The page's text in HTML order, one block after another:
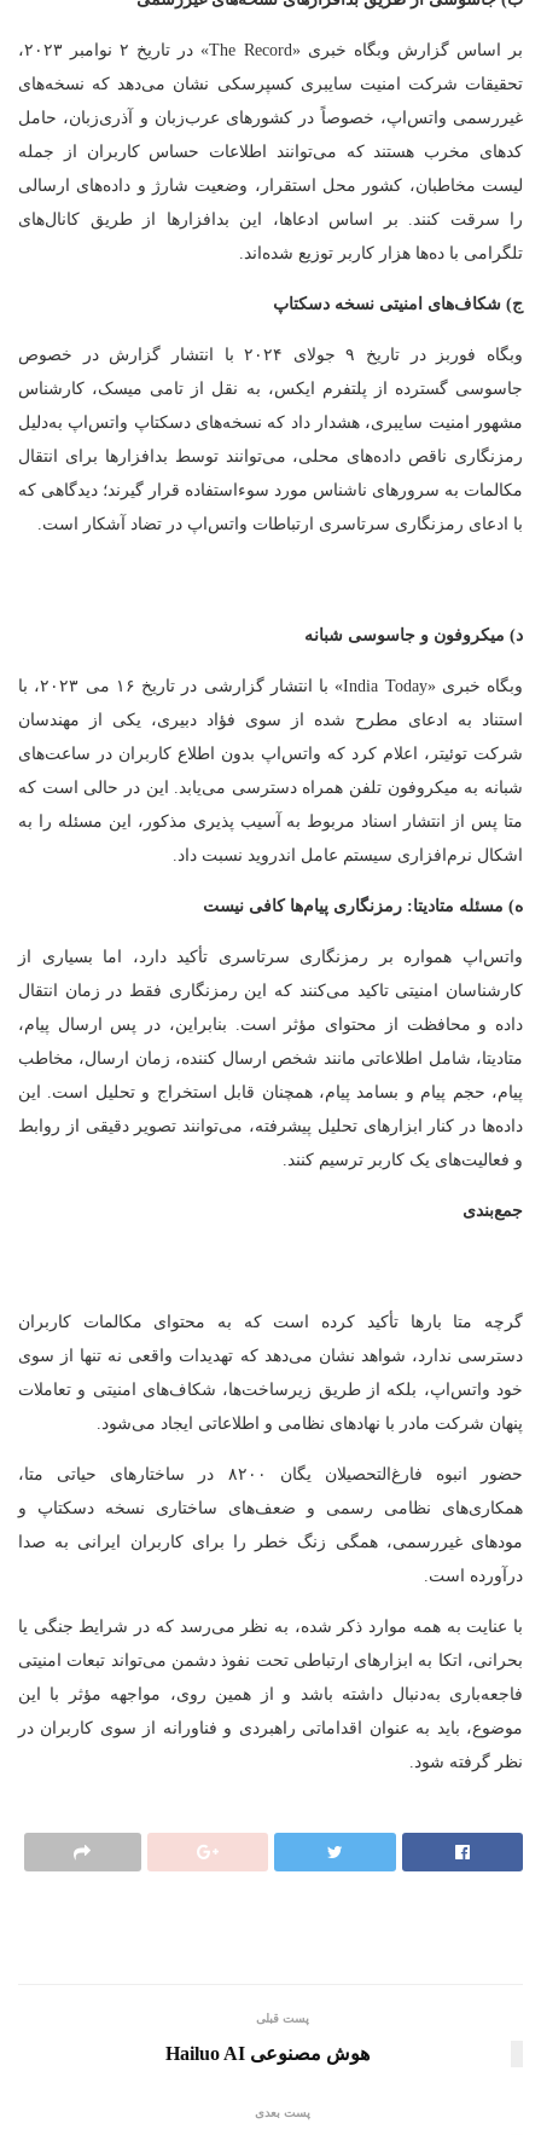
بر اساس گزارش وبگاه خبری «The Record» در تاریخ ۲ نوامبر ۲۰۲۳،
تحقیقات شرکت امنیت سایبری کسپرسکی نشان می‌دهد که نسخه‌های
غیررسمی واتس‌اپ، خصوصاً در کشورهای عرب‌زبان و آذری‌زبان، حامل
کدهای مخرب هستند که می‌توانند اطلاعات حساس کاربران از جمله
لیست مخاطبان، کشور محل استقرار، وضعیت شارژ و داده‌های ارسالی
را سرقت کنند. بر اساس ادعاها، این بدافزارها از طریق کانال‌های
تلگرامی با ده‌ها هزار کاربر توزیع شده‌اند.
ج) شکاف‌های امنیتی نسخه دسکتاپ
وبگاه فوربز در تاریخ ۹ جولای ۲۰۲۴ با انتشار گزارش در خصوص
جاسوسی گسترده از پلتفرم ایکس، به نقل از تامی میسک، کارشناس
مشهور امنیت سایبری، هشدار داد که نسخه‌های دسکتاپ واتس‌اپ به‌دلیل
رمزنگاری ناقص داده‌های محلی، می‌توانند توسط بدافزارها برای انتقال
مکالمات به سرورهای ناشناس مورد سوءاستفاده قرار گیرند؛ دیدگاهی که
با ادعای رمزنگاری سرتاسری ارتباطات واتس‌اپ در تضاد آشکار است.
د) میکروفون و جاسوسی شبانه
وبگاه خبری «India Today» با انتشار گزارشی در تاریخ ۱۶ می ۲۰۲۳، با
استناد به ادعای مطرح شده از سوی فؤاد دبیری، یکی از مهندسان
شرکت توئیتر، اعلام کرد که واتس‌اپ بدون اطلاع کاربران در ساعت‌های
شبانه به میکروفون تلفن همراه دسترسی می‌یابد. این در حالی است که
متا پس از انتشار اسناد مربوط به آسیب پذیری مذکور، این مسئله را به
اشکال نرم‌افزاری سیستم عامل اندروید نسبت داد.
ه) مسئله متادیتا: رمزنگاری پیام‌ها کافی نیست
واتس‌اپ همواره بر رمزنگاری سرتاسری تأکید دارد، اما بسیاری از
کارشناسان امنیتی تاکید می‌کنند که این رمزنگاری فقط در زمان انتقال
داده و محافظت از محتوای مؤثر است. بنابراین، در پس ارسال پیام،
متادیتا، شامل اطلاعاتی مانند شخص ارسال کننده، زمان ارسال، مخاطب
پیام، حجم پیام و بسامد پیام، همچنان قابل استخراج و تحلیل است. این
داده‌ها در کنار ابزارهای تحلیل پیشرفته، می‌توانند تصویر دقیقی از روابط
و فعالیت‌های یک کاربر ترسیم کنند.
جمع‌بندی
گرچه متا بارها تأکید کرده است که به محتوای مکالمات کاربران
دسترسی ندارد، شواهد نشان می‌دهد که تهدیدات واقعی نه تنها از سوی
خود واتس‌اپ، بلکه از طریق زیرساخت‌ها، شکاف‌های امنیتی و تعاملات
پنهان شرکت مادر با نهادهای نظامی و اطلاعاتی ایجاد می‌شود.
حضور انبوه فارغ‌التحصیلان یگان ۸۲۰۰ در ساختارهای حیاتی متا،
همکاری‌های نظامی رسمی و ضعف‌های ساختاری نسخه دسکتاپ و
مودهای غیررسمی، همگی زنگ خطر را برای کاربران ایرانی به صدا
درآورده است.
با عنایت به همه موارد ذکر شده، به نظر می‌رسد که در شرایط جنگی یا
بحرانی، اتکا به ابزارهای ارتباطی تحت نفوذ دشمن می‌تواند تبعات امنیتی
فاجعه‌باری به‌دنبال داشته باشد و از همین روی، مواجهه مؤثر با این
موضوع، باید به عنوان اقداماتی راهبردی و فناورانه از سوی کاربران در
نظر گرفته شود.
پست قبلی
هوش مصنوعی Hailuo AI
پست بعدی